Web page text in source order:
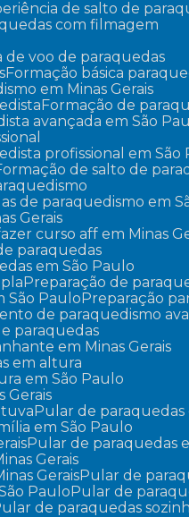
de salto de
com filmagem
de voo de paraquedas
Formação básica
em Minas Gerais
Formação de
avançada em São
profissional em São
Formação de salto de
de paraquedismo em
Gerais
fazer curso aff em Minas
paraquedas
em São Paulo
Preparação de
São Paulo
Preparação
de paraquedismo
paraquedas
em Minas Gerais
em altura
em São Paulo
Gerais
Pular de
em São Paulo
Pular de paraquedas
Gerais
Gerais
Pular de
Paulo
Pular de
Pular de paraquedas